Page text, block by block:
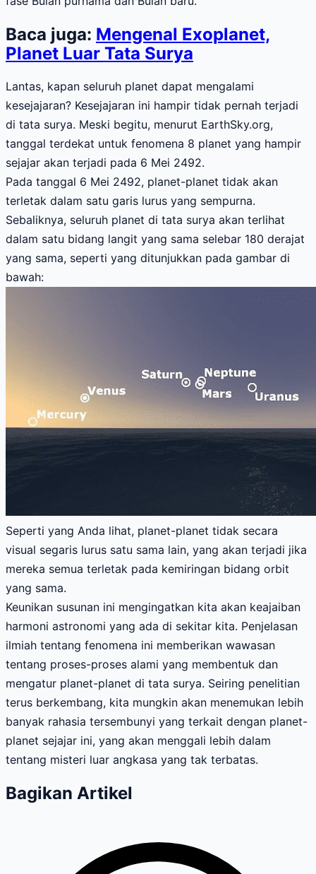
Baca juga: Mengenal Exoplanet,
Planet Luar Tata Surya
Lantas, kapan seluruh planet dapat mengalami
kesejajaran? Kesejajaran ini hampir tidak pernah terjadi
di tata surya. Meski begitu, menurut EarthSky.org,
tanggal terdekat untuk fenomena 8 planet yang hampir
sejajar akan terjadi pada 6 Mei 2492.
Pada tanggal 6 Mei 2492, planet-planet tidak akan
terletak dalam satu garis lurus yang sempurna.
Sebaliknya, seluruh planet di tata surya akan terlihat
dalam satu bidang langit yang sama selebar 180 derajat
yang sama, seperti yang ditunjukkan pada gambar di
bawah:
Seperti yang Anda lihat, planet-planet tidak secara
visual segaris lurus satu sama lain, yang akan terjadi jika
mereka semua terletak pada kemiringan bidang orbit
yang sama.
Keunikan susunan ini mengingatkan kita akan keajaiban
harmoni astronomi yang ada di sekitar kita. Penjelasan
ilmiah tentang fenomena ini memberikan wawasan
tentang proses-proses alami yang membentuk dan
mengatur planet-planet di tata surya. Seiring penelitian
terus berkembang, kita mungkin akan menemukan lebih
banyak rahasia tersembunyi yang terkait dengan planet-
planet sejajar ini, yang akan menggali lebih dalam
tentang misteri luar angkasa yang tak terbatas.
Bagikan Artikel